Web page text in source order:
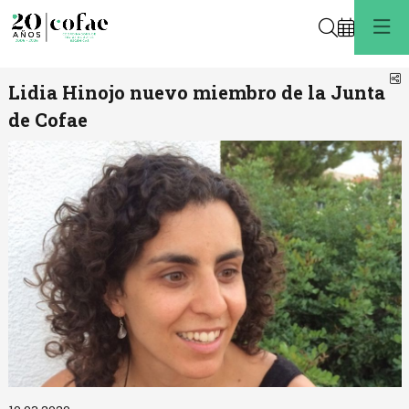
Buscar
Lidia Hinojo nuevo miembro de la Junta
de Cofae